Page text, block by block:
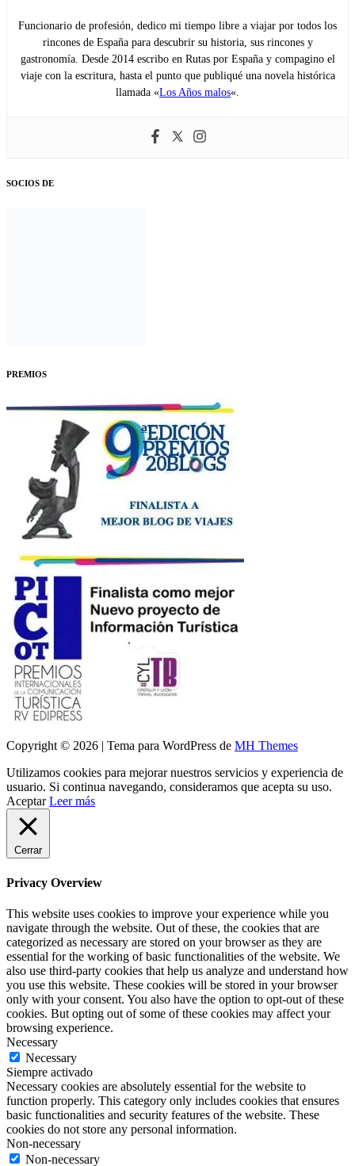
Funcionario de profesión, dedico mi tiempo libre a viajar por todos los
rincones de España para descubrir su historia, sus rincones y
gastronomía. Desde 2014 escribo en Rutas por España y compagino el
viaje con la escritura, hasta el punto que publiqué una novela histórica
llamada «Los Años malos«.
SOCIOS DE
PREMIOS
Copyright © 2026 | Tema para WordPress de MH Themes
Utilizamos cookies para mejorar nuestros servicios y experiencia de
usuario. Si continua navegando, consideramos que acepta su uso.
Aceptar Leer más
Cerrar
Privacy Overview
This website uses cookies to improve your experience while you
navigate through the website. Out of these, the cookies that are
categorized as necessary are stored on your browser as they are
essential for the working of basic functionalities of the website. We
also use third-party cookies that help us analyze and understand how
you use this website. These cookies will be stored in your browser
only with your consent. You also have the option to opt-out of these
cookies. But opting out of some of these cookies may affect your
browsing experience.
Necessary
Necessary
Siempre activado
Necessary cookies are absolutely essential for the website to
function properly. This category only includes cookies that ensures
basic functionalities and security features of the website. These
cookies do not store any personal information.
Non-necessary
Non-necessary